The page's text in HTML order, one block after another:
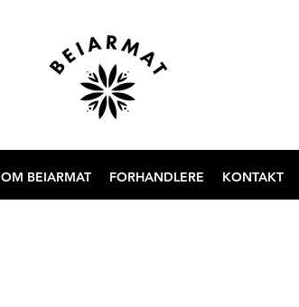
OM BEIARMAT FORHANDLERE KONTAKT